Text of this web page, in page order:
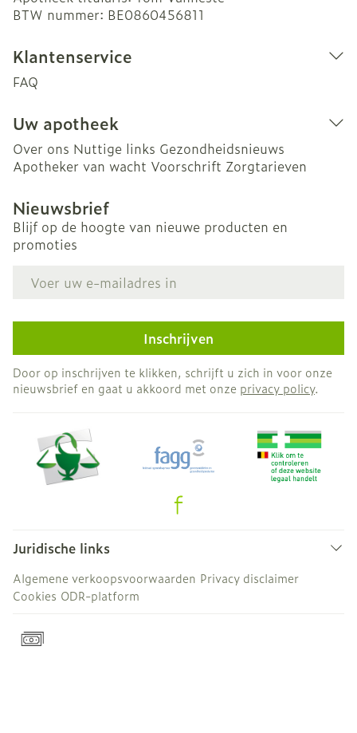
BTW nummer: BE0860456811
Klantenservice
FAQ
Uw apotheek
Over ons Nuttige links Gezondheidsnieuws
Apotheker van wacht Voorschrift Zorgtarieven
Nieuwsbrief
Blijf op de hoogte van nieuwe producten en
promoties
Inschrijven
Door op inschrijven te klikken, schrijft u zich in voor onze
nieuwsbrief en gaat u akkoord met onze privacy policy.
Juridische links
Algemene verkoopsvoorwaarden Privacy disclaimer
Cookies ODR-platform